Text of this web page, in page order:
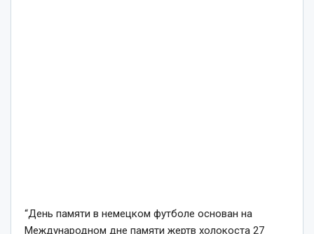
“День памяти в немецком футболе основан на
Международном дне памяти жертв холокоста 27